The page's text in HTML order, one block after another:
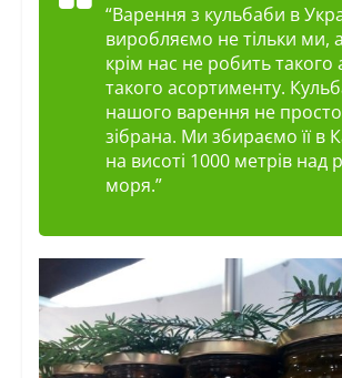
“Варення з кульбаби в
виробляємо не тільки ми,
крім нас не робить такого
такого асортименту.
нашого варення не
зібрана. Ми збираємо її в
на висоті 1000 метрів над
моря.”